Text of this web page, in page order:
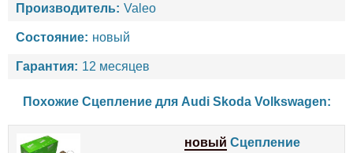
Производитель: Valeo
Состояние: новый
Гарантия: 12 месяцев
Похожие Сцепление для Audi Skoda Volkswagen:
новый Сцепление